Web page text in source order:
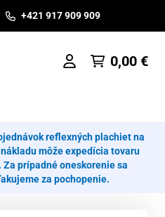
+421 917 909 909
0,00 €
reflexných plachiet na
môže expedícia tovaru
prípadné oneskorenie sa
za pochopenie.